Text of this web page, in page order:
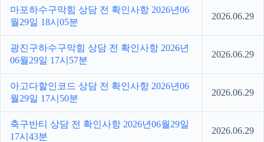
마포하수구막힘 상담 전 확인사항 2026년06
월29일 18시05분
2026.06.29
광진구하수구막힘 상담 전 확인사항 2026년
06월29일 17시57분
2026.06.29
아고다할인코드 상담 전 확인사항 2026년06
월29일 17시50분
2026.06.29
축구반티 상담 전 확인사항 2026년06월29일
17시43분
2026.06.29